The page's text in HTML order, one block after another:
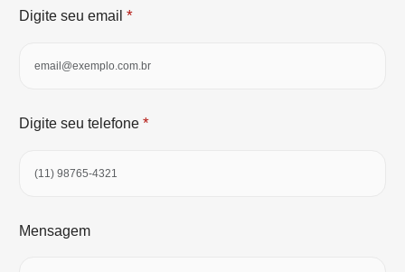
Digite seu email *
Digite seu telefone *
Mensagem